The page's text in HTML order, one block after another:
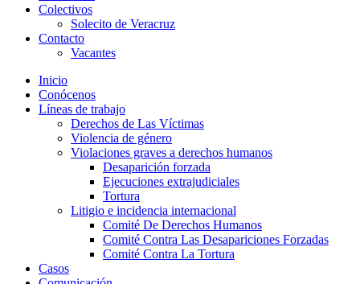
Colectivos
Solecito de Veracruz
Contacto
Vacantes
Inicio
Conócenos
Líneas de trabajo
Derechos de Las Víctimas
Violencia de género
Violaciones graves a derechos humanos
Desaparición forzada​
Ejecuciones extrajudiciales
Tortura
Litigio e incidencia internacional
Comité De Derechos Humanos​
Comité Contra Las Desapariciones Forzadas
Comité Contra La Tortura​
Casos